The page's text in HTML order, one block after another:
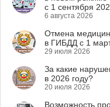
с 1 сентября
6 августа 2026
Отмена
в ГИБДД с 1
29 июля 2026
За какие
в 2026 году?
20 июля 2026
Возможность